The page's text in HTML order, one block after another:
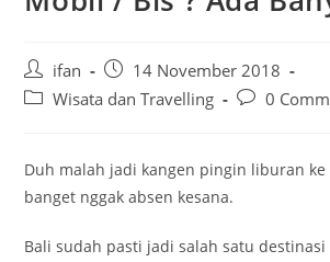
Post
author:
ifan
Post
published:
14 November 2018
PostWisata dan Travelling
Post0
Duh malah jadi kangen pingin liburan ke
banget nggak absen kesana.
Bali sudah pasti jadi salah satu